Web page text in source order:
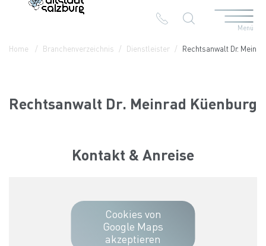
Menü
Home Branchenverzeichnis Dienstleister Rechtsanwalt Dr.
Rechtsanwalt Dr. Meinrad Küenburg
Kontakt & Anreise
Cookies von
Google Maps
akzeptieren